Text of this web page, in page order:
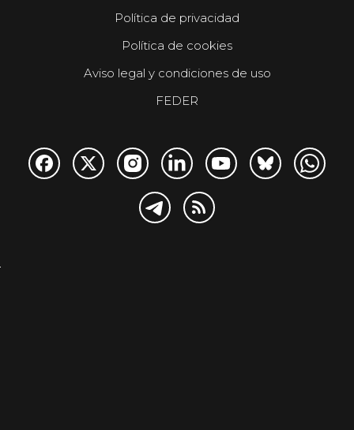
Política de privacidad
Política de cookies
Aviso legal y condiciones de uso
FEDER